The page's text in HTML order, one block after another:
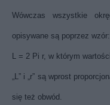
Wówczas wszystkie
opisywane są poprzez wzór:
L = 2 Pi r, w którym
„L” i „r” są wprost
się też obwód.